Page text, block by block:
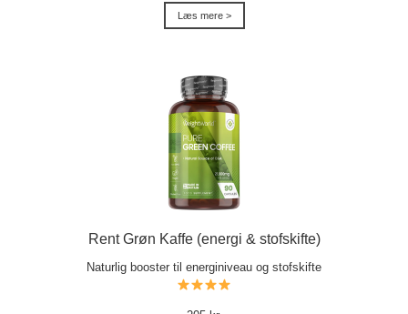
Læs mere >
Rent Grøn Kaffe (energi & stofskifte)
Naturlig booster til energiniveau og stofskifte